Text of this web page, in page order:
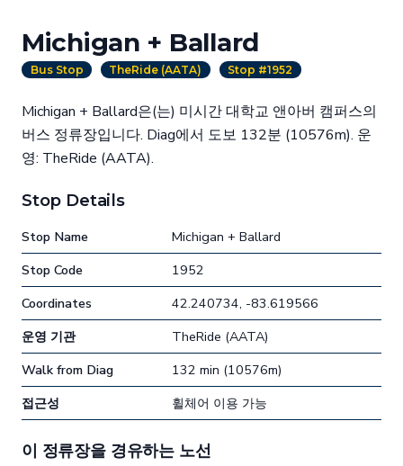
Michigan + Ballard
Bus Stop TheRide (AATA) Stop #1952
Michigan + Ballard은(는) 미시간 대학교 앤아버 캠퍼스의
버스 정류장입니다. Diag에서 도보 132분 (10576m). 운
영: TheRide (AATA).
Stop Details
Stop Name
Michigan + Ballard
Stop Code
1952
Coordinates
42.240734, -83.619566
운영 기관
TheRide (AATA)
Walk from Diag
132 min (10576m)
접근성
휠체어 이용 가능
이 정류장을 경유하는 노선